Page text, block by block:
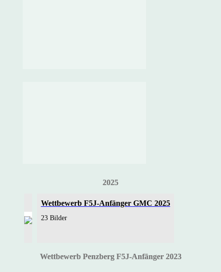
2025
Wettbewerb F5J-Anfänger GMC 2025
23 Bilder
Wettbewerb Penzberg F5J-Anfänger 2023